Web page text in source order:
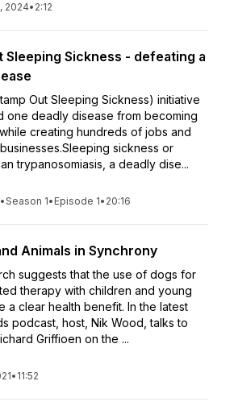
2024• 2:12
Sleeping Sickness - defeating a
Out Sleeping Sickness) initiative
one deadly disease from becoming
creating hundreds of jobs and
sickness or
trypanosomiasis, a deadly dise...
•Season 1• Episode 1• 20:16
Animals in Synchrony
suggests that the use of dogs for
therapy with children and young
a clear health benefit. In the latest
podcast, host, Nik Wood, talks to
Griffioen on the ...
• 11:52